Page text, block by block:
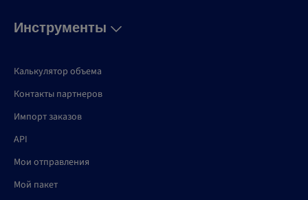
Инструменты
Калькулятор объема
Контакты партнеров
Импорт заказов
API
Мои отправления
Мой пакет